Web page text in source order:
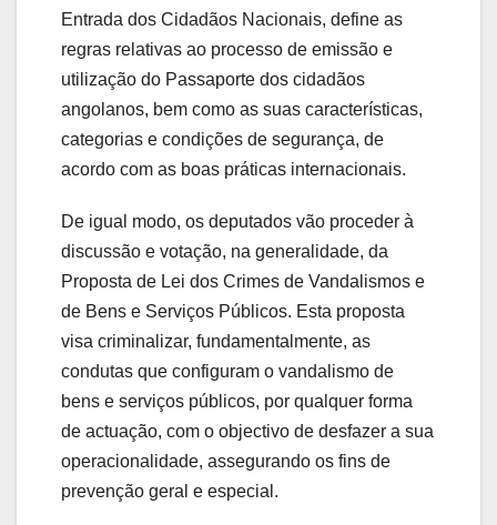
Entrada dos Cidadãos Nacionais, define as
regras relativas ao processo de emissão e
utilização do Passaporte dos cidadãos
angolanos, bem como as suas características,
categorias e condições de segurança, de
acordo com as boas práticas internacionais.
De igual modo, os deputados vão proceder à
discussão e votação, na generalidade, da
Proposta de Lei dos Crimes de Vandalismos e
de Bens e Serviços Públicos. Esta proposta
visa criminalizar, fundamentalmente, as
condutas que configuram o vandalismo de
bens e serviços públicos, por qualquer forma
de actuação, com o objectivo de desfazer a sua
operacionalidade, assegurando os fins de
prevenção geral e especial.